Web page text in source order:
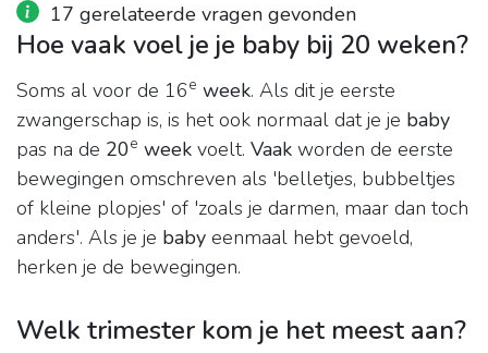
17 gerelateerde vragen gevonden
Hoe vaak voel je je baby bij 20 weken?
Soms al voor de 16e week. Als dit je eerste
zwangerschap is, is het ook normaal dat je je baby
pas na de 20e week voelt. Vaak worden de eerste
bewegingen omschreven als 'belletjes, bubbeltjes
of kleine plopjes' of 'zoals je darmen, maar dan toch
anders'. Als je je baby eenmaal hebt gevoeld,
herken je de bewegingen.
Welk trimester kom je het meest aan?